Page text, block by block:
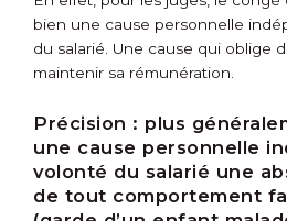
bien une cause personnelle
du salarié. Une cause qui oblige
maintenir sa rémunération.
Précision : plus
une cause personnelle
volonté du salarié une
de tout comportement